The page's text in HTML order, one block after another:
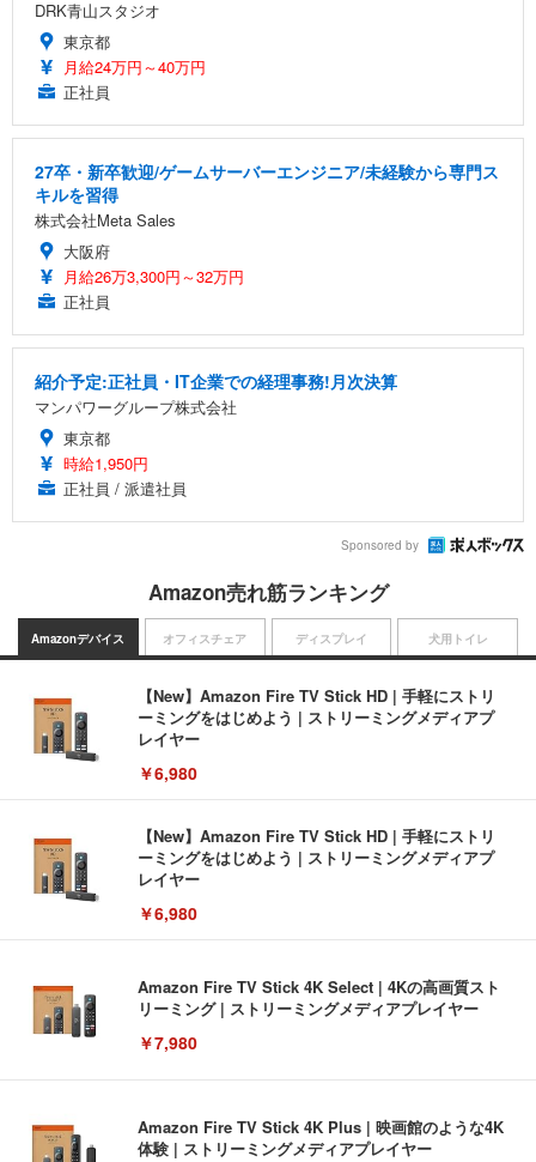
DRK青山スタジオ
東京都
月給24万円～40万円
正社員
27卒・新卒歓迎/ゲームサーバーエンジニア/未経験から専門ス
キルを習得
株式会社Meta Sales
大阪府
月給26万3,300円～32万円
正社員
紹介予定:正社員・IT企業での経理事務!月次決算
マンパワーグループ株式会社
東京都
時給1,950円
正社員 / 派遣社員
Sponsored by
Amazon売れ筋ランキング
Amazonデバイス
【New】Amazon Fire TV Stick HD | 手軽にストリ
ーミングをはじめよう | ストリーミングメディアプ
レイヤー
￥6,980
【New】Amazon Fire TV Stick HD | 手軽にストリ
ーミングをはじめよう | ストリーミングメディアプ
レイヤー
￥6,980
Amazon Fire TV Stick 4K Select | 4Kの高画質スト
リーミング | ストリーミングメディアプレイヤー
￥7,980
Amazon Fire TV Stick 4K Plus | 映画館のような4K
体験 | ストリーミングメディアプレイヤー
オフィスチェア ディスプレイ 犬用トイレ